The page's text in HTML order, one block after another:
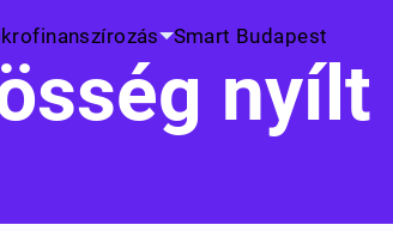
Smart Budapest
nyílt